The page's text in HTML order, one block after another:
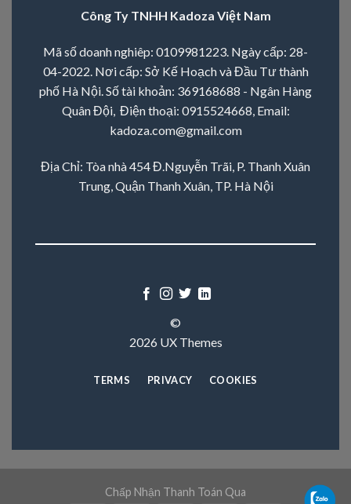
Công Ty TNHH Kadoza Việt Nam
Mã số doanh nghiêp: 0109981223. Ngày cấp: 28-
04-2022. Nơi cấp: Sở Kế Hoạch và Đầu Tư thành
phố Hà Nội. Số tài khoản: 369168688 - Ngân Hàng
Quân Đội, Điện thoại: 0915524668, Email:
kadoza.com@gmail.com
Địa Chỉ: Tòa nhà 454 Đ.Nguyễn Trãi, P. Thanh Xuân
Trung, Quận Thanh Xuân, TP. Hà Nội
©
2026 UX Themes
TERMS PRIVACY COOKIES
Chấp Nhận Thanh Toán Qua